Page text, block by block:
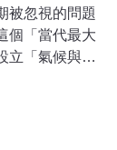
被忽視的問題
個「當代最大
立「氣候與地
，目前設有
獲得約100萬